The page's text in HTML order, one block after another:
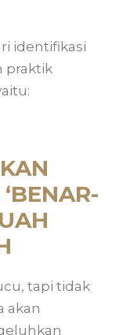
identifikasi
praktik
tapi tidak
akan